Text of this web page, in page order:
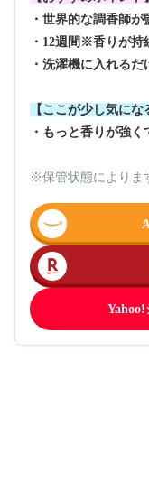
・世界的な調香師
・12週間※香りが持
・洗濯機に入れる
【ここが少し気にな
・もっと香りが強
※保管状態によりま